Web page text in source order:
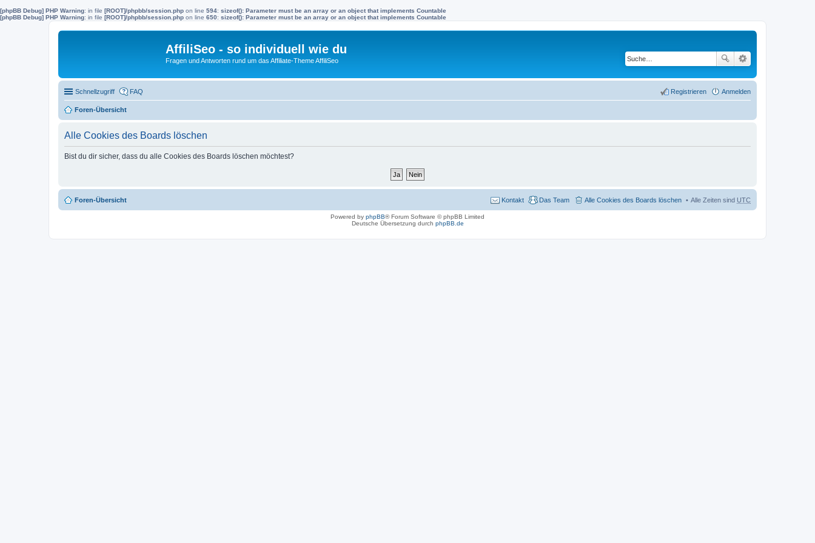
[phpBB Debug] PHP Warning: in file [ROOT]/phpbb/session.php on line 594: sizeof(): Parameter must be an array or an object that implements Countable
[phpBB Debug] PHP Warning: in file [ROOT]/phpbb/session.php on line 650: sizeof(): Parameter must be an array or an object that implements Countable
AffiliSeo - so individuell wie du
Fragen und Antworten rund um das Affiliate-Theme AffiliSeo
Schnellzugriff FAQ Anmelden
Registrieren
Foren-Übersicht
Alle Cookies des Boards löschen
Bist du dir sicher, dass du alle Cookies des Boards löschen möchtest?
Foren-Übersicht Alle Zeiten sind UTC
Alle Cookies des Boards löschen
Das Team
Kontakt
Powered by phpBB® Forum Software © phpBB Limited
Deutsche Übersetzung durch phpBB.de